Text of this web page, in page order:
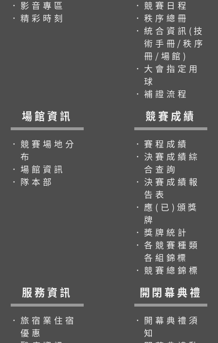
．影音專區
．精彩時刻
．競賽日程
．秩序總冊
．統合資訊(技
術手冊/秩序
冊/場館)
．大會指定用
球
．補證流程
場館資訊
．競賽場地分
布
．場館資訊
．隊本部
競賽成績
．賽程成績
．決賽成績綜
合查詢
．決賽成績報
告表
．應(已)頒獎
牌
．獎牌統計
．各競賽種類
各組錦標
．競賽總錦標
服務資訊
．旅宿業住宿
優惠
開閉幕典禮
．開幕典禮須
知